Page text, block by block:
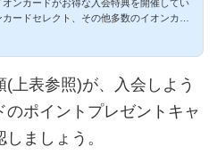
オンカードがお得な入会特典を開催してい
カードセレクト、その他多数のイオンカー
上表参照)が、入会しよう
のポイントプレゼントキャ
ましょう。